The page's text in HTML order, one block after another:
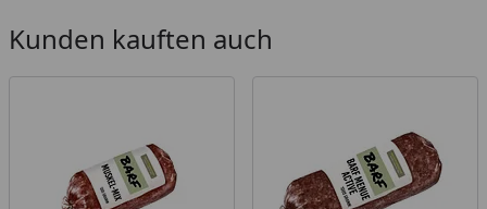
Die Lieferung muss beim ersten Zustellversuch
sofort angenommen werden.
Widerrufs- und Rückgaberecht ist für dieses
Produkt nicht gültig.
Kunden kauften auch